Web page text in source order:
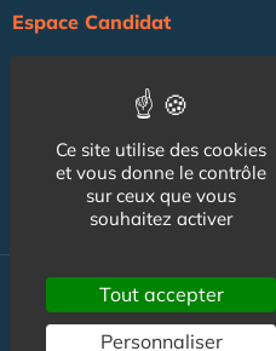
Espace Candidat
Agenda
NOS AUTRES SITES :
© Australis 2026 - Tous droits
Ce site utilise des cookies
et vous donne le contrôle
sur ceux que vous
souhaitez activer
Tout accepter
Personnaliser